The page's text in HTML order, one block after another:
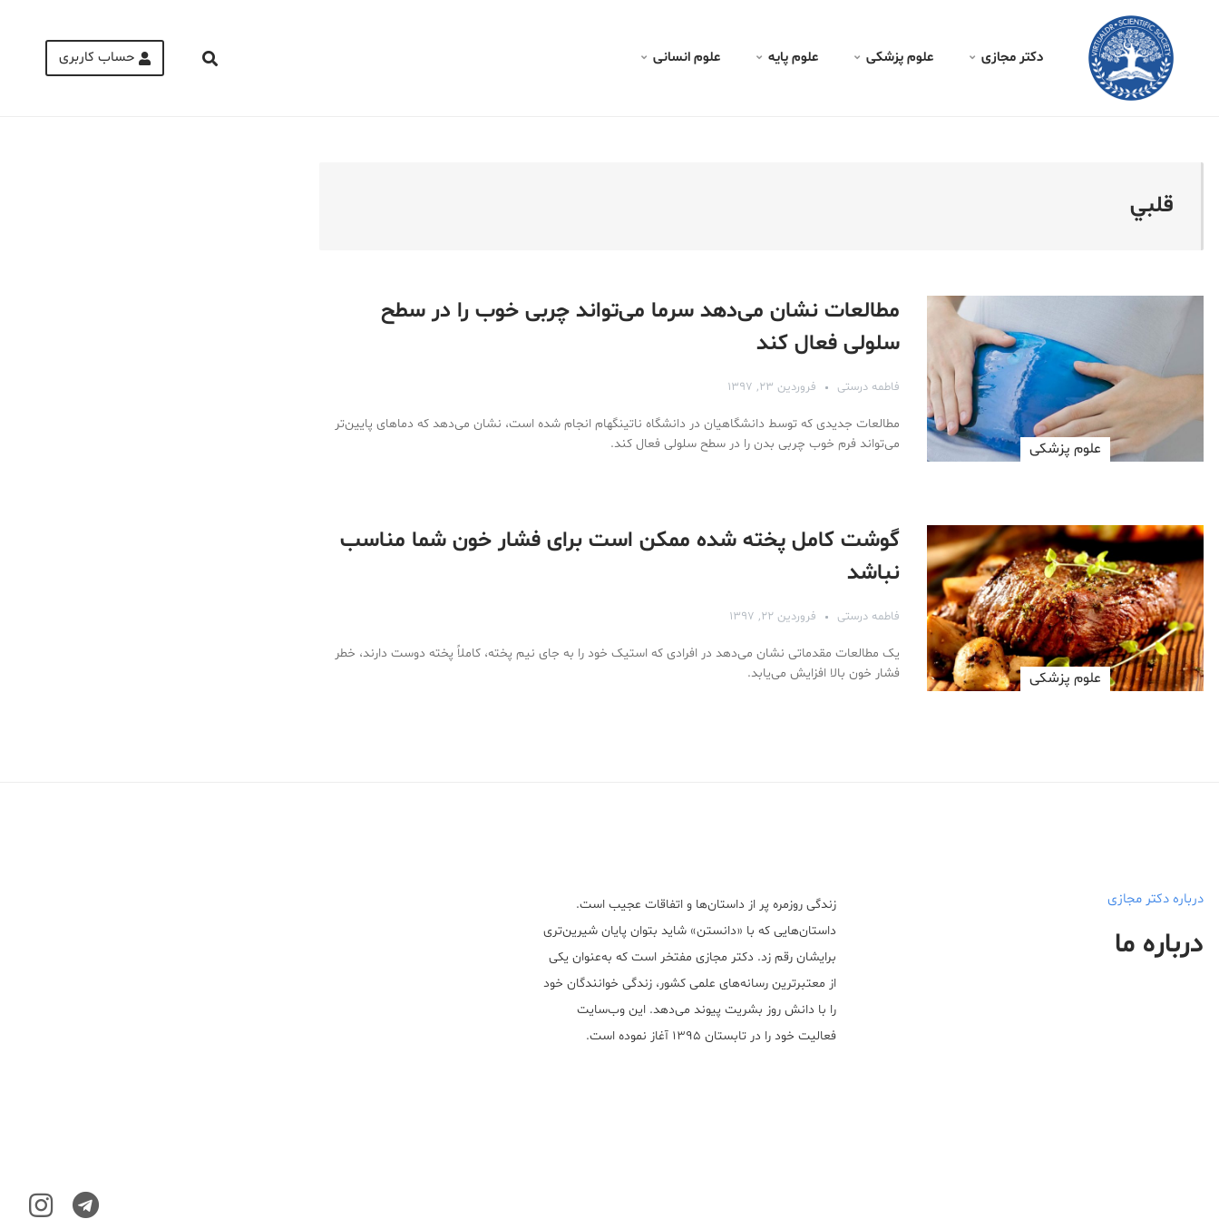
دکتر مجازی - قلبي
دکتر مجازی علوم پزشکی علوم پايه علوم انسانی حساب کاربری
قلبي
علوم پزشكی
مطالعات نشان می‌دهد سرما می‌تواند چربی خوب را در سطح
سلولی فعال کند
فاطمه درستی فروردین ۲۳, ۱۳۹۷
مطالعات جدیدی که توسط دانشگاهیان در دانشگاه ناتینگهام انجام شده است، نشان می‌دهد که دماهای پایین‌تر
می‌تواند فرم خوب چربی بدن را در سطح سلولی فعال کند.
علوم پزشكی
گوشت کامل پخته شده ممکن است برای فشار خون شما مناسب
نباشد
فاطمه درستی فروردین ۲۲, ۱۳۹۷
یک مطالعات مقدماتی نشان می‌دهد در افرادی که استیک خود را به جای نیم پخته، کاملاً پخته دوست دارند، خطر
فشار خون بالا افزایش می‌یابد.
درباره دکتر مجازی
درباره ما
زندگی روزمره پر از داستان‌ها و اتفاقات عجیب است.
داستان‌هایی که با «دانستن» شاید بتوان پایان شیرین‌تری
برایشان رقم زد. دکتر مجازی مفتخر است که به‌عنوان یکی
از معتبر‌ترین رسانه‌های علمی کشور، زندگی خوانندگان خود
را با دانش روز بشریت پیوند می‌دهد. این وب‌سایت
فعالیت خود را در تابستان ۱۳۹۵ آغاز نموده است.